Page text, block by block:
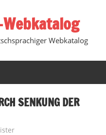
Webkatalog
SENKUNG DER